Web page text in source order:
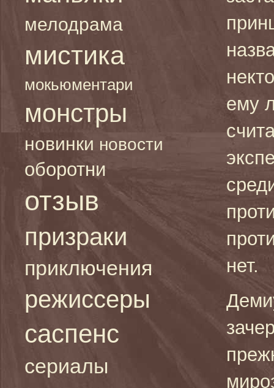
мелодрама
мистика
мокьюментари
монстры
новинки новости
оборотни
отзыв
призраки
приключения
режиссеры
саспенс
сериалы
ему
нет.